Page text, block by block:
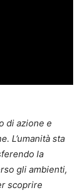
di azione e
L’umanità sta
la
gli ambienti,
scoprire